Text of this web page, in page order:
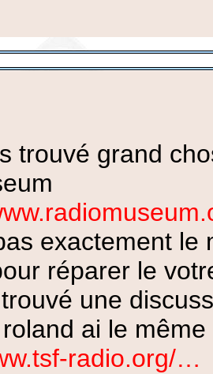
trouvé grand
exactement le
réparer le
une
ai le
radio.org/…